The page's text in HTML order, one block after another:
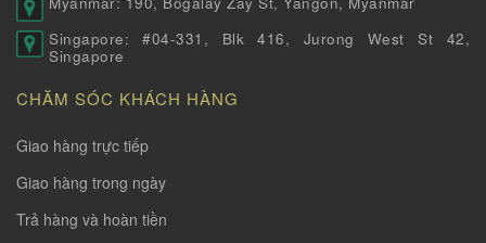
Singapore: #04-331, Blk 416, Jurong West St 42,
Singapore
CHĂM SÓC KHÁCH HÀNG
Giao hàng trực tiếp
Giao hàng trong ngày
Trả hàng và hoàn tiền